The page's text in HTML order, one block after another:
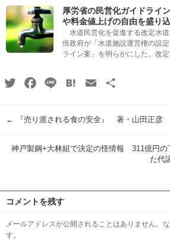
厚労省の民営化ガイドライ
や料金値上げの自由を盛り
水道民営化を促進する改定水
倍政府が「水道施設運営権の設
ライン案」を明らかにした。改
TwitterFacebook
Line HatenaEmail
← 『売り渡される食の安全』 著・山田正彦
神戸製鋼+大林組で決定の怪情報 311億円
た代
コメントを残す
メールアドレスが公開されることはありません。
す。